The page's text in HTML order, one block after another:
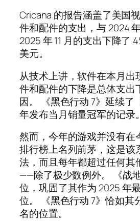
Cricana 的报告涵盖了美国
件和配件的支出，与 2024 年
2025 年 11 月的支出下降了
美元。
从技术上讲，软件在本月出
件和配件的下降是总体支出
因。 《黑色行动 7》延续了
年发布当月销量冠军的记录。
然而，今年的游戏并没有在
排行榜上名列前茅，这是该
法，而且每年都超过任何其
——除了极少数例外。 《战
位，巩固了其作为 2025 年
位。 《黑色行动 7》恰如其
名的位置。